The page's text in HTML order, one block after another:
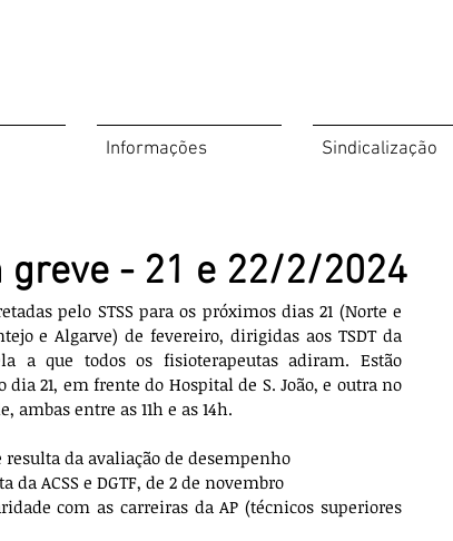
Informações Sindicalização
greve - 21 e 22/2/2024
pelo STSS para os próximos dias 21 (Norte e
e Algarve) de fevereiro, dirigidas aos TSDT da
a que todos os fisioterapeutas adiram. Estão
21, em frente do Hospital de S. João, e outra no
entre as 11h e as 14h.
resulta da avaliação de desempenho
ACSS e DGTF, de 2 de novembro
com as carreiras da AP (técnicos superiores